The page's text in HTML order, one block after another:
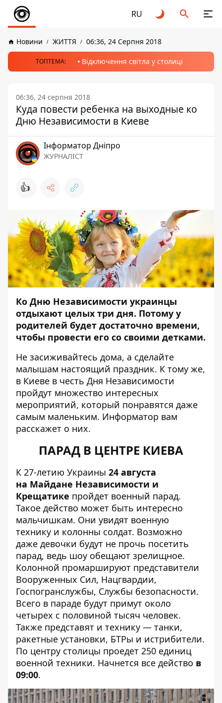
RU
Новини ЖИТТЯ 06:36, 24 Серпня 2018
ТОПТЕМА: Відключення світла у столиці
06:36, 24 серпня 2018
Куда повести ребенка на выходные ко
Дню Независимости в Киеве
Інформатор Дніпро
ЖУРНАЛІСТ
👍
Ко Дню Независимости украинцы
отдыхают целых три дня. Потому у
родителей будет достаточно времени,
чтобы провести его со своими детками.
Не засиживайтесь дома, а сделайте
малышам настоящий праздник. К тому же,
в Киеве в честь Дня Независимости
пройдут множество интересных
мероприятий, который понравятся даже
самым маленьким. Информатор вам
расскажет о них.
ПАРАД В ЦЕНТРЕ КИЕВА
К 27-летию Украины 24 августа
на Майдане Независимости и
Крещатике пройдет военный парад.
Такое действо может быть интересно
мальчишкам. Они увидят военную
технику и колонны солдат. Возможно
даже девочки будут не прочь посетить
парад, ведь шоу обещают зрелищное.
Колонной промаршируют представители
Вооруженных Сил, Нацгвардии,
Госпогранслужбы, Службы безопасности.
Всего в параде будут примут около
четырех с половиной тысяч человек.
Также представят и технику — танки,
ракетные установки, БТРы и истрибители.
По центру столицы проедет 250 единиц
военной техники. Начнется все действо в
09:00.